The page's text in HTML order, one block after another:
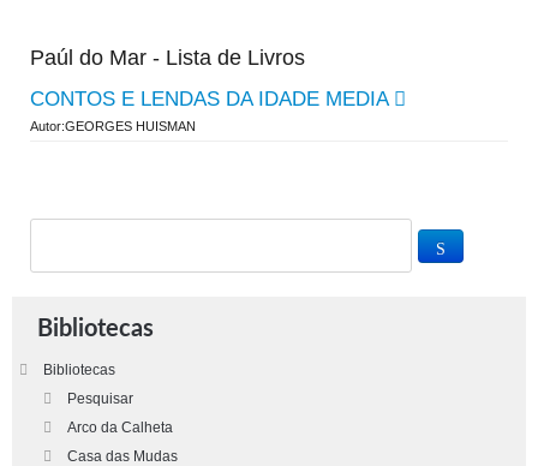
Paúl do Mar - Lista de Livros
CONTOS E LENDAS DA IDADE MEDIA
Autor:GEORGES HUISMAN
Bibliotecas
Bibliotecas
Pesquisar
Arco da Calheta
Casa das Mudas